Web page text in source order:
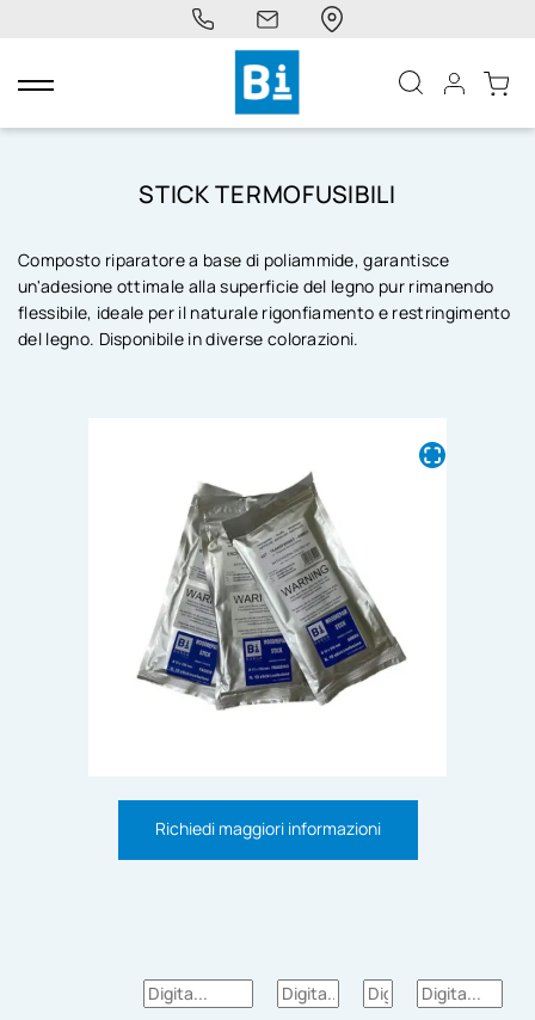
navigazione
Richiedi maggiori informazioni
STICK TERMOFUSIBILI
Composto riparatore a base di poliammide, garantisce
un'adesione ottimale alla superficie del legno pur rimanendo
flessibile, ideale per il naturale rigonfiamento e restringimento
del legno. Disponibile in diverse colorazioni.